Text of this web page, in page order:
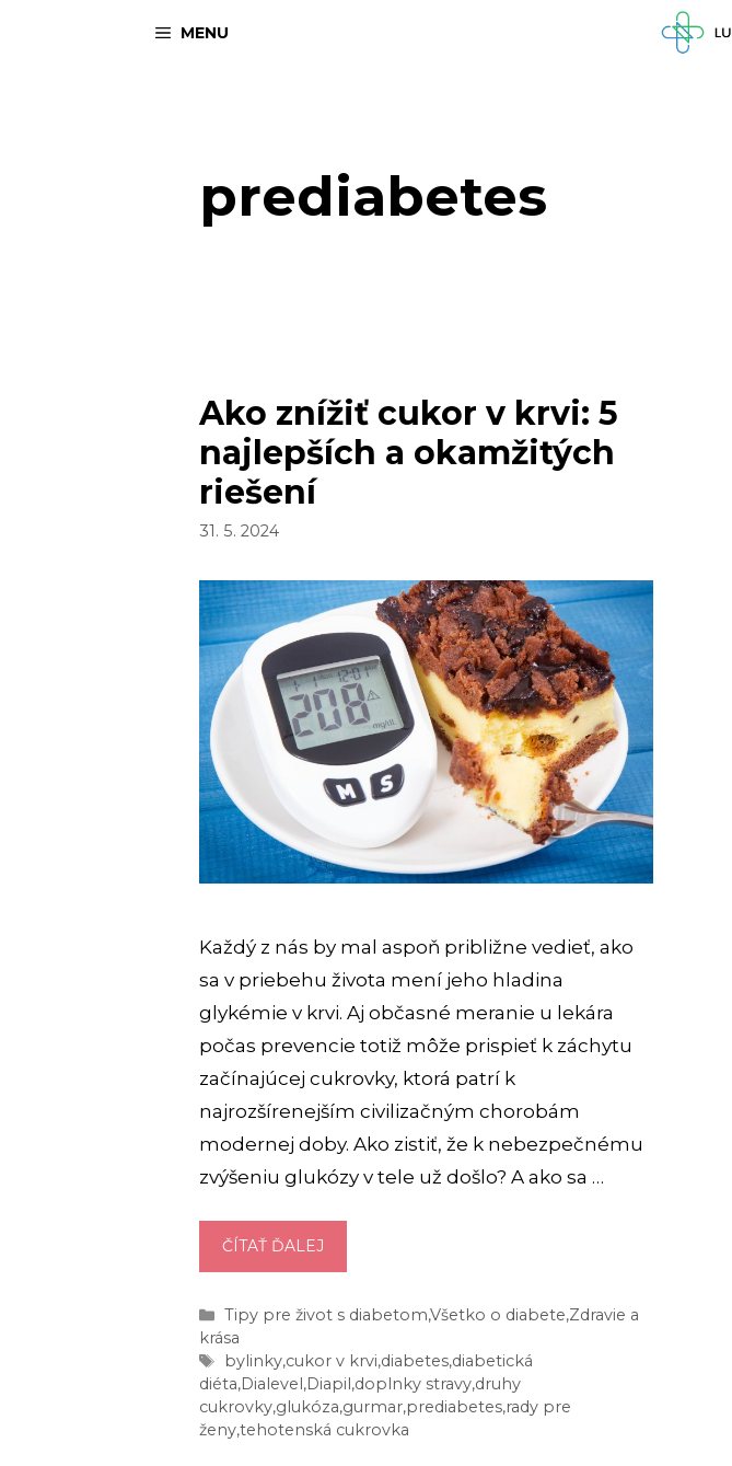
MENU
prediabetes
Ako znížiť cukor v krvi: 5
najlepších a okamžitých
riešení
31. 5. 2024
Každý z nás by mal aspoň približne vedieť, ako
sa v priebehu života mení jeho hladina
glykémie v krvi. Aj občasné meranie u lekára
počas prevencie totiž môže prispieť k záchytu
začínajúcej cukrovky, ktorá patrí k
najrozšírenejším civilizačným chorobám
modernej doby. Ako zistiť, že k nebezpečnému
zvýšeniu glukózy v tele už došlo? A ako sa …
ČÍTAŤ ĎALEJ
ZNÍŽIŤ
KRVI:
5
NAJLEPŠÍCH
A
Kategórie
Tipy pre život s diabetom,Všetko o diabete,Zdravie a
krása
Značky
bylinky,cukor v krvi,diabetes,diabetická
diéta,Dialevel,Diapil,doplnky stravy,druhy
cukrovky,glukóza,gurmar,prediabetes,rady pre
ženy,tehotenská cukrovka